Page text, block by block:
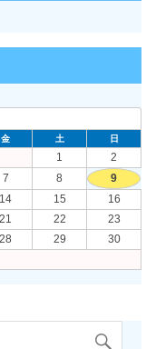
金 土 日
1
2
7 8
9
14 15
16
21 22
23
28 29
30